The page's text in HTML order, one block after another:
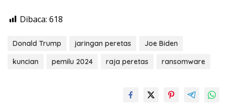
Dibaca: 618
Donald Trump jaringan peretas
Joe Biden
kuncian
pemilu 2024 raja peretas ransomware